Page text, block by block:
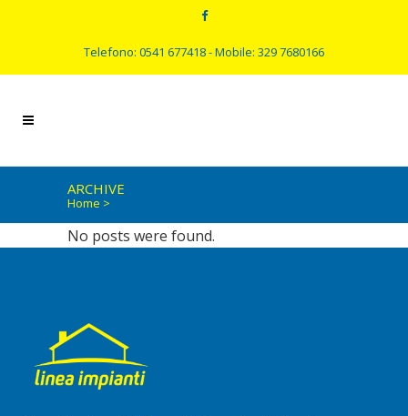
Telefono: 0541 677418 - Mobile: 329 7680166
ARCHIVE
Home >
No posts were found.